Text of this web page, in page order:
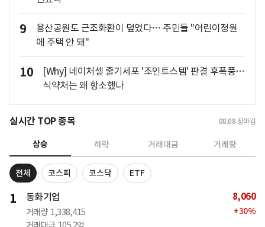
9
용산공원도 근조화환이 덮었다… 주민들 "어린이정원
에 주택 안 돼"
10
[Why] 네이처셀 줄기세포 '조인트스템' 판결 후폭풍…
식약처는 왜 항소했나
실시간 TOP 종목 08.08 장마감
상승 하락 거래대금 거래량
전체 코스피 코스닥 ETF
1 동화기업
거래량 1,338,415
8,060
+30%